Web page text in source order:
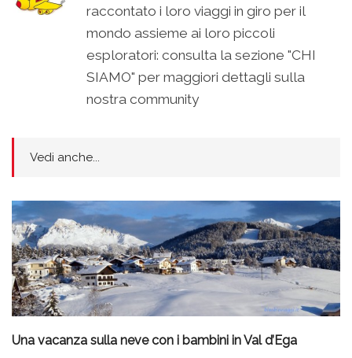
raccontato i loro viaggi in giro per il
mondo assieme ai loro piccoli
esploratori: consulta la sezione "CHI
SIAMO" per maggiori dettagli sulla
nostra community
Vedi anche...
Una vacanza sulla neve con i bambini in Val d’Ega